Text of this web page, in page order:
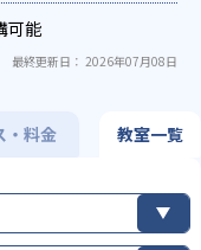
可能
最終更新日： 2026年07月08日
・料金 教室一覧